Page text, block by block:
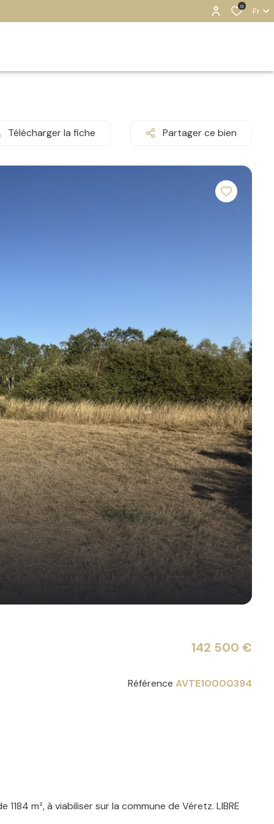
0 Fr
Télécharger la fiche Partager ce bien
142 500 €
Référence AVTE10000394
m², à viabiliser sur la commune de Véretz. LIBRE